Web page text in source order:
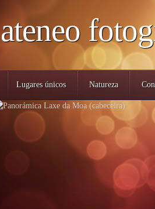
ateneo
Lugares únicos Natureza